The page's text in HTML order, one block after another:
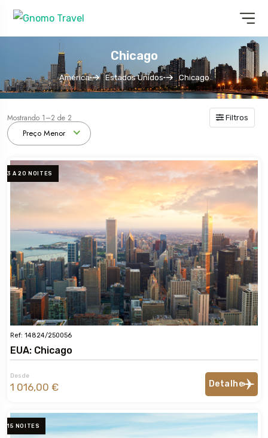
Chicago
América Estados Unidos Chicago
Mostrando 1–2 de 2
Preço Menor
3 A 20 NOITES
Ref: 14824/250056
EUA: Chicago
Desde
1 016,00 € Detalhe
15 NOITES
Filtros